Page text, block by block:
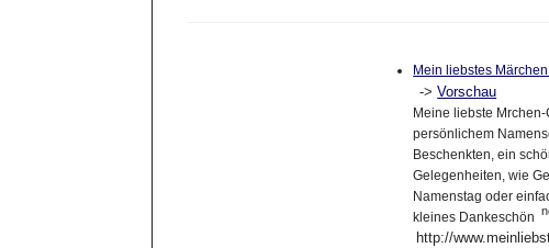
Mein liebstes
->Vorschau
Meine liebste
persönlichem
Beschenkten, ein
Gelegenheiten, wie
Namenstag oder
kleines Dankeschön
http://